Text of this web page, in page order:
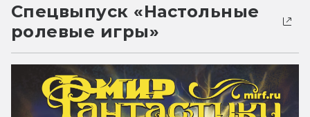
Спецвыпуск «Настольные
ролевые игры»